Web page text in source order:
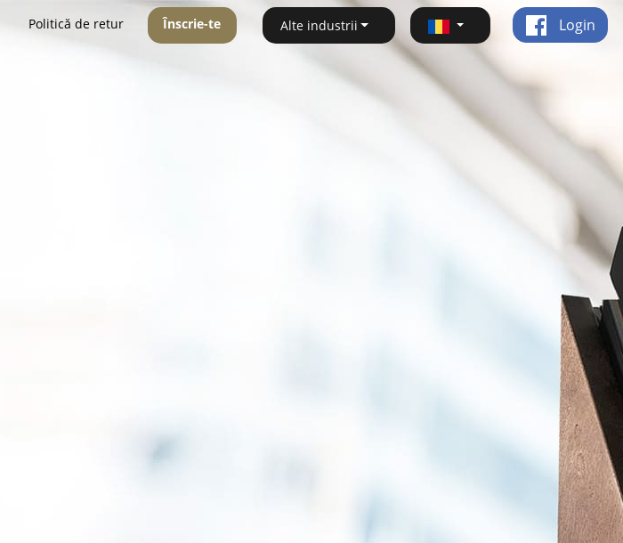
Politică de retur Înscrie-te Alte industrii Login